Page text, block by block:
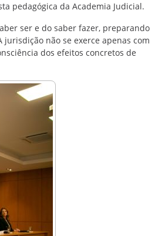
pedagógica da Academia Judicial.
ser e do saber fazer, preparando
não se exerce apenas com
dos efeitos concretos de